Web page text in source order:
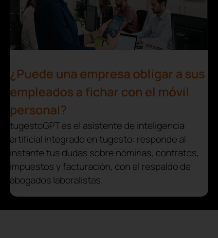
¿Puede una empresa obligar a sus
empleados a fichar con el móvil
personal?
tugestoGPT es el asistente de inteligencia
artificial integrado en tugesto: responde al
instante tus dudas sobre nóminas, contratos,
impuestos y facturación, con el respaldo de
abogados laboralistas.